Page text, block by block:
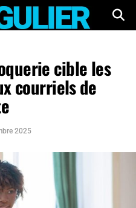
cible les
courriels de
2025